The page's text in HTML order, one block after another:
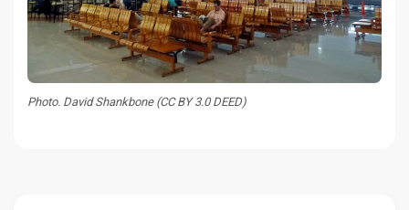
Photo. David Shankbone (CC BY 3.0 DEED)